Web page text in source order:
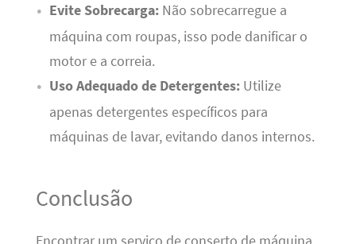
Evite Sobrecarga:Não sobrecarregue a
máquina com roupas, isso pode danificar o
motor e a correia.
Uso Adequado de Detergentes:Utilize
apenas detergentes específicos para
máquinas de lavar, evitando danos internos.
Conclusão